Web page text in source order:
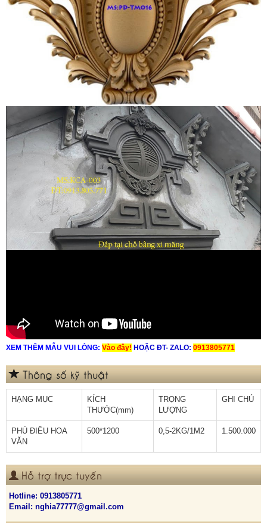
XEM THÊM MẪU VUI LÒNG: Vào đây! HOẶC ĐT- ZALO: 0913805771
Thông số kỹ thuật
HẠNG MỤC
KÍCH
THƯỚC(mm)
TRỌNG
LƯỢNG
GHI CHÚ
PHÙ ĐIÊU HOA
VĂN
500*1200 0,5-2KG/1M2 1.500.000
Hỗ trợ trực tuyến
Hotline: 0913805771
Email: nghia77777@gmail.com